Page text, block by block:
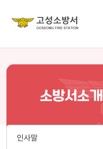
소방서소개
인사말